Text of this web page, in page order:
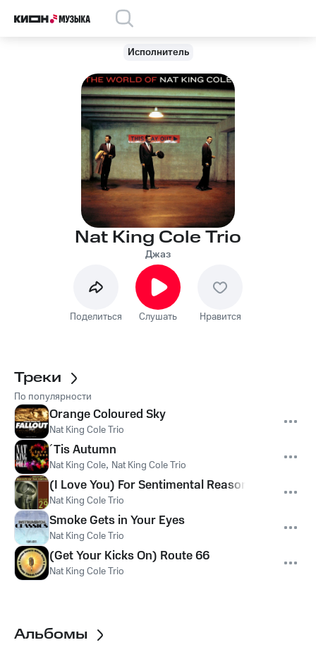
Исполнитель
Nat King Cole Trio
Джаз
Поделиться Слушать Нравится
Треки
По популярности
Orange Coloured Sky
Nat King Cole Trio
´Tis Autumn
Nat King Cole, Nat King Cole Trio
(I Love You) For Sentimental Reasons
Nat King Cole Trio
Smoke Gets in Your Eyes
Nat King Cole Trio
(Get Your Kicks On) Route 66
Nat King Cole Trio
Альбомы